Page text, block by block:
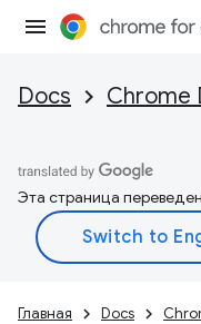
Docs Chrome
Эта страница
Главная Docs